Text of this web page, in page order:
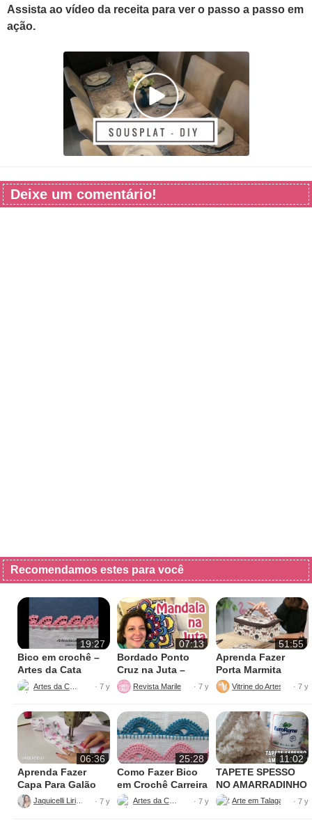
Assista ao vídeo da receita para ver o passo a passo em
ação.
Deixe um comentário!
Recomendamos estes para você
19:27
Bico em crochê –
Artes da Cata
· 7 y
07:13
Bordado Ponto
Cruz na Juta –
Fácil de Fazer
Revista Marileny Ponto Cruz
· 7 y
51:55
Aprenda Fazer
Porta Marmita
Térmica
Vitrine do Artesanato
· 7 y
06:36
Aprenda Fazer
Capa Para Galão
de Água – 20 litros
Jaquicelli Liriane · 7 y
25:28
Como Fazer Bico
em Crochê Carreira
Única
Artes da Cata · 7 y
11:02
TAPETE SPESSO
NO AMARRADINHO
PERFEITO
· 7 y